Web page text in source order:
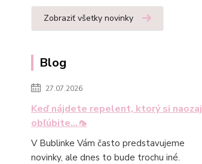
Zobraziť všetky novinky
Blog
27.07.2026
Keď nájdete repelent, ktorý si naozaj
obľúbite...🦟
V Bublinke Vám často predstavujeme
novinky, ale dnes to bude trochu iné.